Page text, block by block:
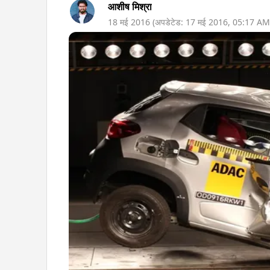
आशीष मिश्रा
18 मई 2016 (अपडेटेड: 17 मई 2016, 05:17 AM